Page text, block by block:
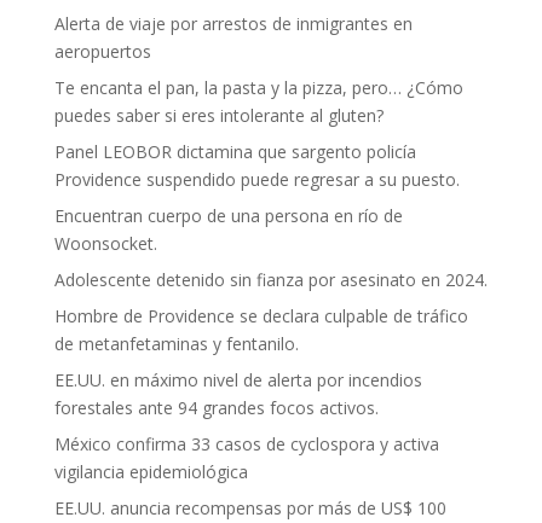
Alerta de viaje por arrestos de inmigrantes en
aeropuertos
Te encanta el pan, la pasta y la pizza, pero… ¿Cómo
puedes saber si eres intolerante al gluten?
Panel LEOBOR dictamina que sargento policía
Providence suspendido puede regresar a su puesto.
Encuentran cuerpo de una persona en río de
Woonsocket.
Adolescente detenido sin fianza por asesinato en 2024.
Hombre de Providence se declara culpable de tráfico
de metanfetaminas y fentanilo.
EE.UU. en máximo nivel de alerta por incendios
forestales ante 94 grandes focos activos.
México confirma 33 casos de cyclospora y activa
vigilancia epidemiológica
EE.UU. anuncia recompensas por más de US$ 100